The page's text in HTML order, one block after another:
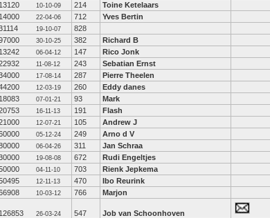
13120 10-10-09 214 Toine Ketelaars
14000 22-04-06 712 Yves Bertin
19-10-07 828
30-10-25 382 Richard B
13242 06-04-12 147 Rico Jonk
11-08-12 243 Sebatian Ernst
17-08-14 287 Pierre Theelen
12-03-19 260 Eddy danes
18083 07-01-21 93 Mark
16-11-13 191 Flash
12-07-21 105 Andrew J
05-12-24 249 Arno d V
06-04-26 311 Jan Schraa
19-08-08 672 Rudi Engeltjes
04-11-10 703 Rienk Jepkema
12-11-13 470 Ibo Reurink
10-03-12 766 Marjon
126853 26-03-24 547 Job van Schoonhoven